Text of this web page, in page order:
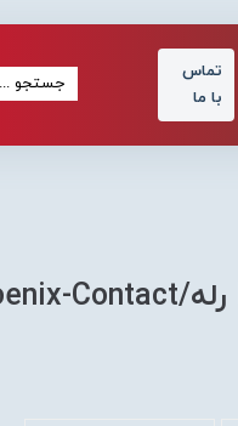
تماس
با ما